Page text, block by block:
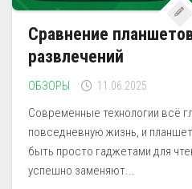
Сравнение
развлечений
ОБЗОРЫ 11.06.2025
Современные технологии всё
повседневную жизнь, и
быть просто гаджетами для
успешно заменяют...